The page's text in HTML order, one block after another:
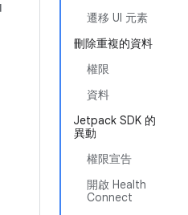
遷移 UI 元素
刪除重複的資料
權限
資料
Jetpack SDK 的
異動
權限宣告
開啟 Health
Connect